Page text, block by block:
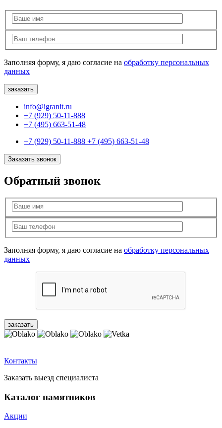
Заполняя форму, я даю согласие на обработку персональных
данных
info@igranit.ru
+7 (929) 50-11-888
+7 (495) 663-51-48
+7 (929) 50-11-888 +7 (495) 663-51-48
Заказать звонок
Обратный звонок
Заполняя форму, я даю согласие на обработку персональных
данных
Контакты
Заказать выезд специалиста
Каталог памятников
Акции